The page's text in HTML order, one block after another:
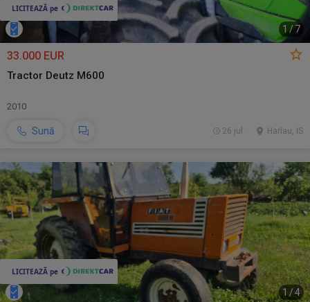
1 /7
33.000 EUR
Tractor Deutz M600
2010
Sună Harlau, IS
26 jul.
1 /4